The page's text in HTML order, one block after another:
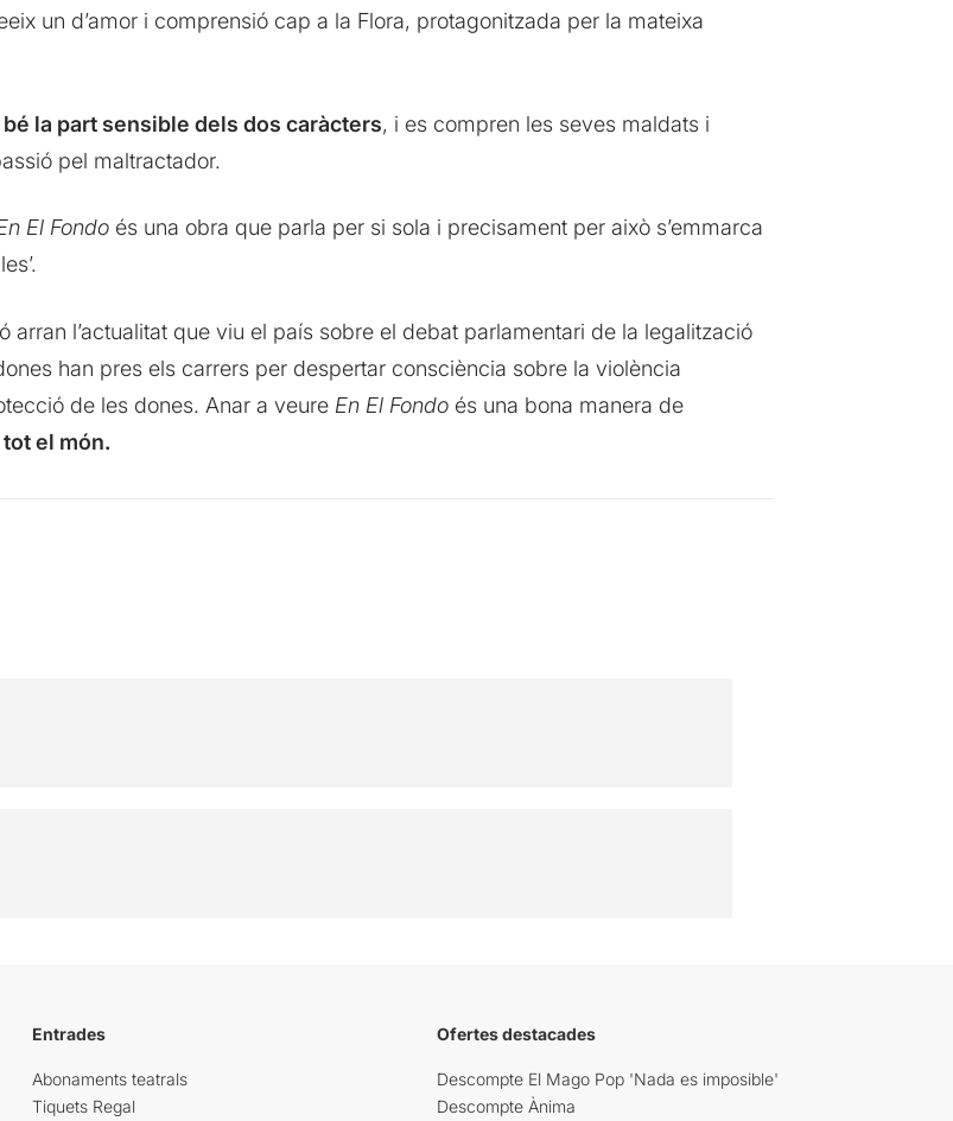
un d’amor i comprensió cap a la Flora, protagonitzada per la mateixa
la part sensible dels dos caràcters, i es compren les seves maldats i
pel maltractador.
El Fondoés una obra que parla per si sola i precisament per això s’emmarca
arran l’actualitat que viu el país sobre el debat parlamentari de la legalització
han pres els carrers per despertar consciència sobre la violència
de les dones. Anar a veure En El Fondoés una bona manera de
el món.
Entrades
Abonaments teatrals
Tiquets Regal
Ofertes destacades
Descompte El Mago Pop 'Nada es imposible'
Descompte Ànima